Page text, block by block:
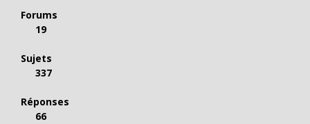
Forums
19
Sujets
337
Réponses
66